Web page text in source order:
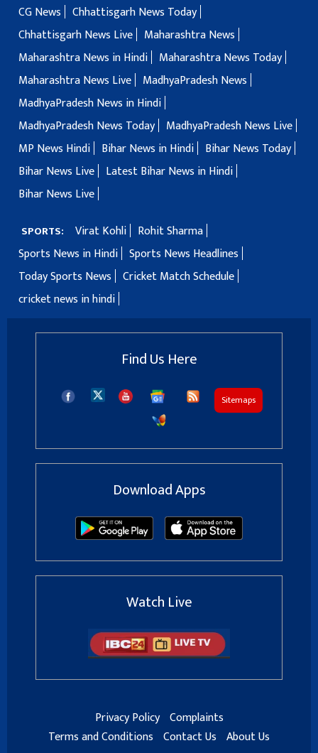
CG News
Chhattisgarh News Today
Chhattisgarh News Live
Maharashtra News
Maharashtra News in Hindi
Maharashtra News Today
Maharashtra News Live
MadhyaPradesh News
MadhyaPradesh News in Hindi
MadhyaPradesh News Today
MadhyaPradesh News Live
MP News Hindi
Bihar News in Hindi
Bihar News Today
Bihar News Live
Latest Bihar News in Hindi
Bihar News Live
SPORTS: Virat Kohli
Rohit Sharma
Sports News in Hindi Sports News Headlines
Today Sports News
Cricket Match Schedule
cricket news in hindi
Find Us Here
Sitemaps
Download Apps
Watch Live
Privacy Policy Complaints
Terms and Conditions Contact Us About Us